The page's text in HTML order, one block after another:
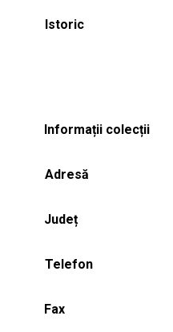
Istoric
Informații colecții
Adresă
Județ
Telefon
Fax